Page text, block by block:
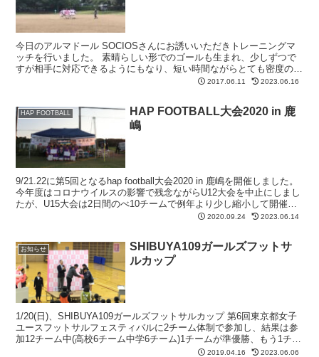
今日のアルマドール SOCIOSさんにお誘いいただきトレーニングマ
ッチを行いました。 素晴らしい形でのゴールも生まれ、少しずつで
すが相手に対応できるようにもなり、短い時間ながらとても密度の濃
いトレーニングマッチになりました！ が、あまりにガ...
2017.06.11 2023.06.16
HAP FOOTBALL
HAP FOOTBALL大会2020 in 鹿
嶋
9/21.22に第5回となるhap football大会2020 in 鹿嶋を開催しました。
今年度はコロナウイルスの影響で残念ながらU12大会を中止にしまし
たが、U15大会は2日間のべ10チームで例年より少し縮小して開催と
2020.09.24 2023.06.14
お知らせ
SHIBUYA109ガールズフットサ
ルカップ
1/20(日)、SHIBUYA109ガールズフットサルカップ 第6回東京都女子
ユースフットサルフェスティバルに2チーム体制で参加し、結果は参
加12チーム中(高校6チーム中学6チーム)1チームが準優勝、もう1チー
2019.04.16 2023.06.06